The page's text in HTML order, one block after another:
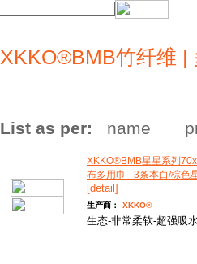
XKKO®BMB竹纤维 |
List as per: name
XKKO®BMB星星系列
布多用巾 - 3条本白/棕色
[detail]
生产商： XKKO®
生态-非常柔软-超强吸